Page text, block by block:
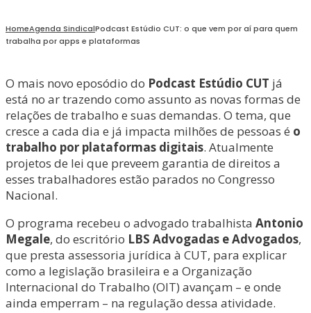
HomeAgenda SindicalPodcast Estúdio CUT: o que vem por aí para quem
trabalha por apps e plataformas
O mais novo eposódio do Podcast Estúdio CUT já
está no ar trazendo como assunto as novas formas de
relações de trabalho e suas demandas. O tema, que
cresce a cada dia e já impacta milhões de pessoas é o
trabalho por plataformas digitais. Atualmente
projetos de lei que preveem garantia de direitos a
esses trabalhadores estão parados no Congresso
Nacional.
O programa recebeu o advogado trabalhista Antonio
Megale, do escritório LBS Advogadas e Advogados,
que presta assessoria jurídica à CUT, para explicar
como a legislação brasileira e a Organização
Internacional do Trabalho (OIT) avançam – e onde
ainda emperram – na regulação dessa atividade.